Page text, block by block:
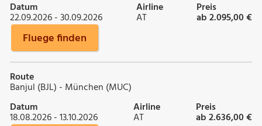
Datum
22.09.2026 - 30.09.2026
Airline
AT
Preis
ab 2.095,00 €
Fluege finden
Route
Banjul (BJL) - München (MUC)
Datum
18.08.2026 - 13.10.2026
Airline
AT
Preis
ab 2.636,00 €